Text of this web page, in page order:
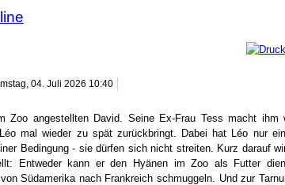
04. Juli 2026 10:40
angestellten David. Seine Ex-Frau Tess macht ihm
mal wieder zu spät zurückbringt. Dabei hat Léo nur
Bedingung - sie dürfen sich nicht streiten. Kurz darauf
Entweder kann er den Hyänen im Zoo als Futter
Südamerika nach Frankreich schmuggeln. Und zur